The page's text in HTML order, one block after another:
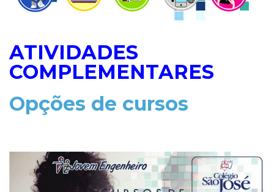
ATIVIDADES
COMPLEMENTARES
Opções de cursos